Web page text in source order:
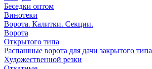
Беседки оптом
Винотеки
Ворота. Калитки. Секции.
Ворота
Открытого типа
Распашные ворота для дачи закрытого типа
Художественной резки